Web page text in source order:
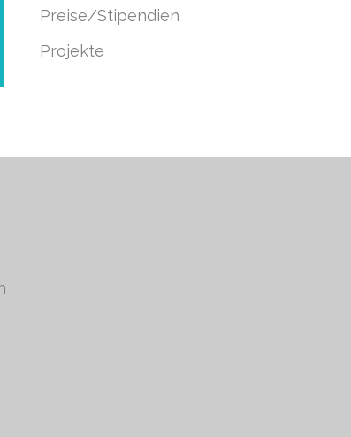
Preise/Stipendien
Projekte